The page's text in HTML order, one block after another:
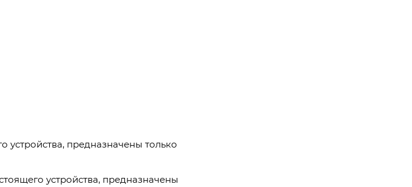
устройства, предназначены только
устройства, предназначены